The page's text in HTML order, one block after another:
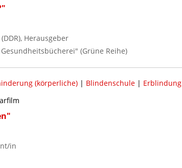
Herausgeber
(Grüne Reihe)
(körperliche)| Blindenschule| Erblindung
in